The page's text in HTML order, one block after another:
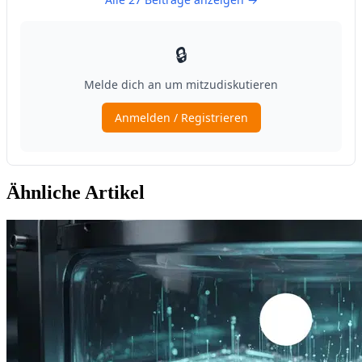
Ähnliche Artikel